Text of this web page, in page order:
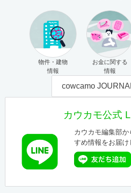
物件・建物
情報
お金に関する
情報
cowcamo
カウカモ公式
カウカモ編集部
すめ情報をお届け